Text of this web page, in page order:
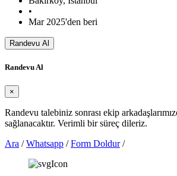
•
Mar 2025'den beri
Randevu Al
Randevu Al
×
Randevu talebiniz sonrası ekip
sağlanacaktır. Verimli bir süreç dileriz.
Ara /Whatsapp /Form Doldur/